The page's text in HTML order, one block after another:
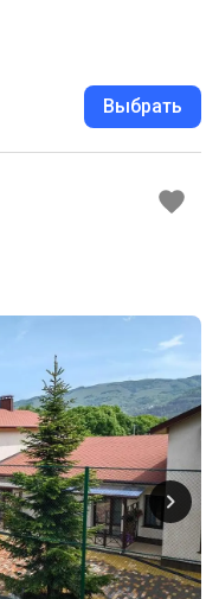
Выбрать